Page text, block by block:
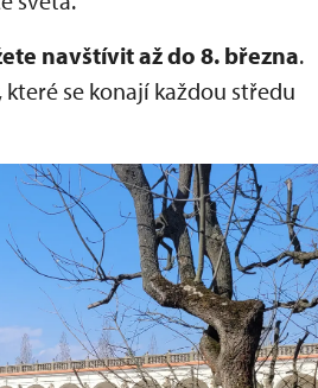
navštívit až do 8. března.
se konají každou středu